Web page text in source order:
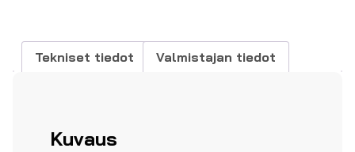
Tekniset tiedot Valmistajan tiedot
Kuvaus